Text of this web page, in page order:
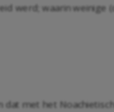
werd; waarin weinige
dat met het